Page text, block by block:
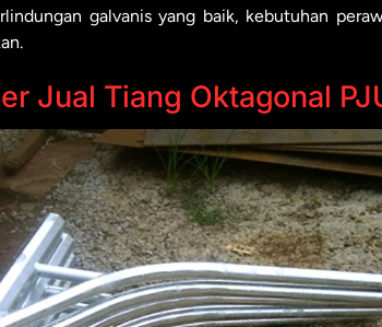
galvanis yang baik, kebutuhan
Jual Tiang Oktagonal